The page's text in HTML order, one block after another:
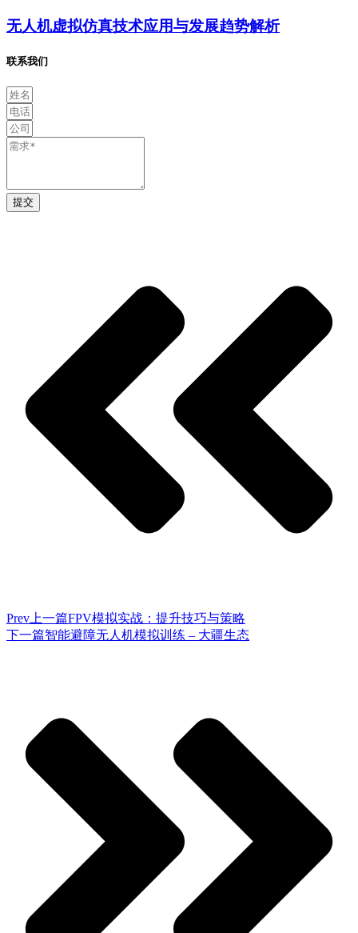
无人机虚拟仿真技术应用与发展趋势解析
联系我们
提交
Prev 上一篇FPV模拟实战：提升技巧与策略
下一篇智能避障无人机模拟训练 – 大疆生态